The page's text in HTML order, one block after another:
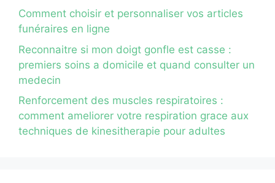
Comment choisir et personnaliser vos articles
funéraires en ligne
Reconnaitre si mon doigt gonfle est casse :
premiers soins a domicile et quand consulter un
medecin
Renforcement des muscles respiratoires :
comment ameliorer votre respiration grace aux
techniques de kinesitherapie pour adultes